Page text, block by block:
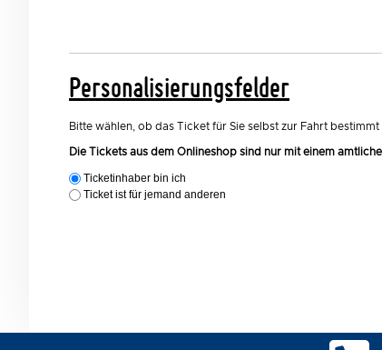
Personalisierungsfelder
Bitte wählen, ob das Ticket für Sie selbst zur Fahrt
Die Tickets aus dem Onlineshop sind nur mit einem
Ticketinhaber bin ich
Ticket ist für jemand anderen